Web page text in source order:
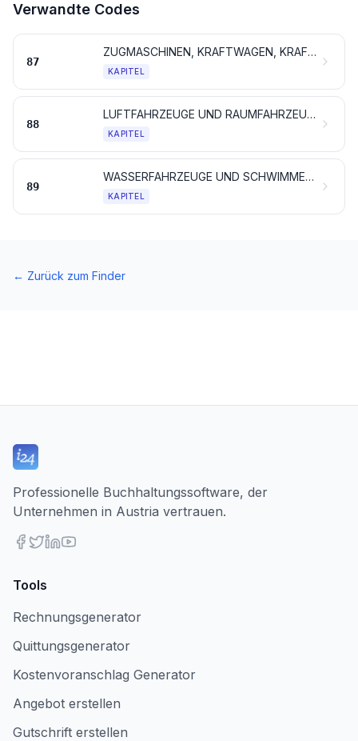
Verwandte Codes
87
ZUGMASCHINEN, KRAFTWAGEN, KRAFTRÄDER, FAHRRÄDER UND ANDERE NICHT SCHIENENGEBUNDENE LANDFAHRZEUGE, TEILE DAVON UND ZUBEHÖR
KAPITEL
88
LUFTFAHRZEUGE UND RAUMFAHRZEUGE, TEILE DAVON
KAPITEL
89
WASSERFAHRZEUGE UND SCHWIMMENDE VORRICHTUNGEN
KAPITEL
← Zurück zum Finder
Professionelle Buchhaltungssoftware, der
Unternehmen in Austria vertrauen.
Tools
Rechnungsgenerator
Quittungsgenerator
Kostenvoranschlag Generator
Angebot erstellen
Gutschrift erstellen